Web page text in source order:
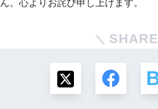
ん。心よりお詫び申し上げます。
SHARE